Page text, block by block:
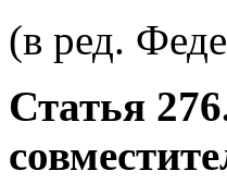
(в ред.
Статья